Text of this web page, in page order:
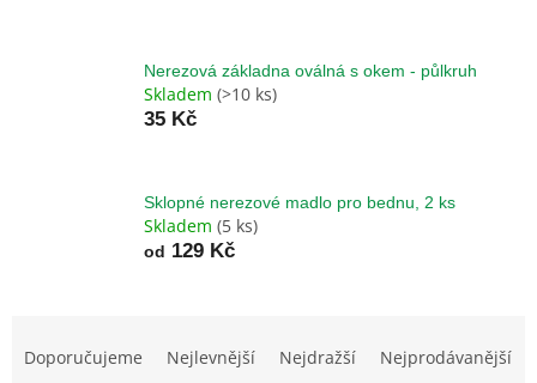
Nerezová základna oválná s okem - půlkruh
Skladem (>10 ks)
35 Kč
Sklopné nerezové madlo pro bednu, 2 ks
Skladem (5 ks)
od 129 Kč
Doporučujeme Nejlevnější Nejdražší Nejprodávanější